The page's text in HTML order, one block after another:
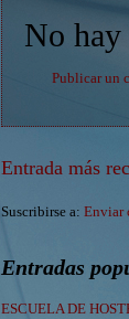
No hay
Publicar un
Entrada más
Suscribirse a: Enviar
Entradas
ESCUELA DE